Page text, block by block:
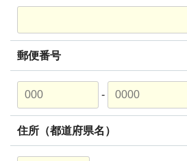
郵便番号
-
住所（都道府県名）